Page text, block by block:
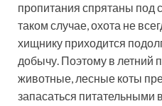
пропитания спрятаны под
таком случае, охота не
хищнику приходится
добычу. Поэтому в летний
животные, лесные коты
запасаться